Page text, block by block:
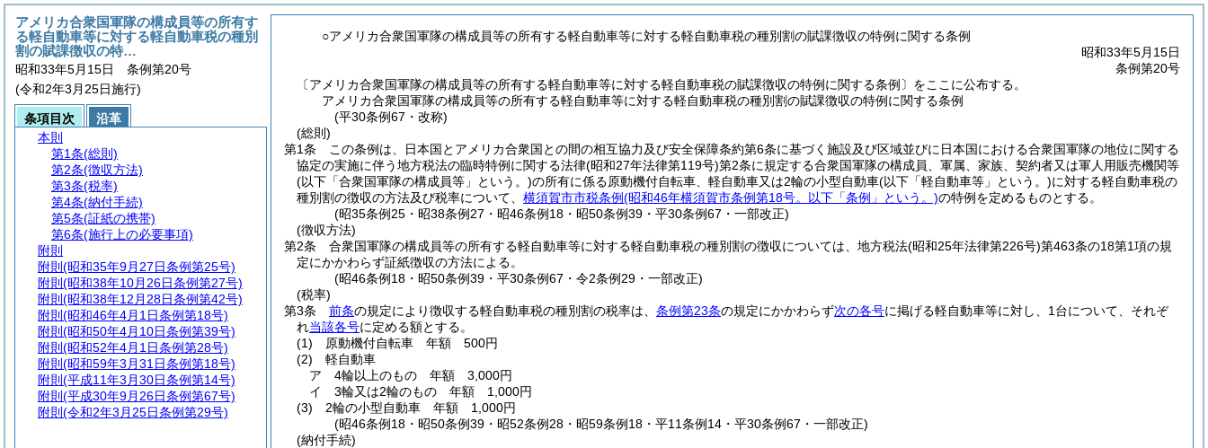
○アメリカ合衆国軍隊の構成員等の所有する軽自動車等に対する軽自動車税の種別割の賦課徴収の特例に関する条例
昭和33年5月15日
条例第20号
〔アメリカ合衆国軍隊の構成員等の所有する軽自動車等に対する軽自動車税の賦課徴収の特例に関する条例〕をここに公布する。
アメリカ合衆国軍隊の構成員等の所有する軽自動車等に対する軽自動車税の種別割の賦課徴収の特例に関する条例
(平30条例67・改称)
(総則)
第1条
この条例は、日本国とアメリカ合衆国との間の相互協力及び安全保障条約第6条に基づく施設及び区域並びに日本国における合衆国軍隊の地位に関する
協定の実施に伴う地方税法の臨時特例に関する法律(昭和27年法律第119号)第2条に規定する合衆国軍隊の構成員、軍属、家族、契約者又は軍人用販売機関等
(以下「合衆国軍隊の構成員等」という。)の所有に係る原動機付自転車、軽自動車又は2輪の小型自動車(以下「軽自動車等」という。)に対する軽自動車税の
種別割の徴収の方法及び税率について、 横須賀市市税条例(昭和46年横須賀市条例第18号。以下「条例」という。)の特例を定めるものとする。
(昭35条例25・昭38条例27・昭46条例18・昭50条例39・平30条例67・一部改正)
(徴収方法)
第2条
合衆国軍隊の構成員等の所有する軽自動車等に対する軽自動車税の種別割の徴収については、地方税法(昭和25年法律第226号)第463条の18第1項の規
定にかかわらず証紙徴収の方法による。
(昭46条例18・昭50条例39・平30条例67・令2条例29・一部改正)
(税率)
第3条
前条の規定により徴収する軽自動車税の種別割の税率は、 条例第23条の規定にかかわらず次の各号に掲げる軽自動車等に対し、1台について、それぞ
れ当該各号に定める額とする。
(1)
原動機付自転車 年額 500円
(2)
軽自動車
ア
4輪以上のもの 年額 3,000円
イ
3輪又は2輪のもの 年額 1,000円
(3)
2輪の小型自動車 年額 1,000円
(昭46条例18・昭50条例39・昭52条例28・昭59条例18・平11条例14・平30条例67・一部改正)
(納付手続)
アメリカ合衆国軍隊の構成員等の所有す
る軽自動車等に対する軽自動車税の種別
割の賦課徴収の特…
昭和33年5月15日 条例第20号
(令和2年3月25日施行)
条項目次
沿革
本則
第1条(総則)
第2条(徴収方法)
第3条(税率)
第4条(納付手続)
第5条(証紙の携帯)
第6条(施行上の必要事項)
附則
附則 (昭和35年9月27日条例第25号)
附則 (昭和38年10月26日条例第27号)
附則 (昭和38年12月28日条例第42号)
附則 (昭和46年4月1日条例第18号)
附則 (昭和50年4月10日条例第39号)
附則 (昭和52年4月1日条例第28号)
附則 (昭和59年3月31日条例第18号)
附則 (平成11年3月30日条例第14号)
附則 (平成30年9月26日条例第67号)
附則 (令和2年3月25日条例第29号)